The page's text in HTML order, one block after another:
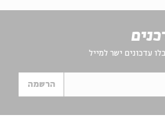
עדכונים ישר למייל
הרשמה